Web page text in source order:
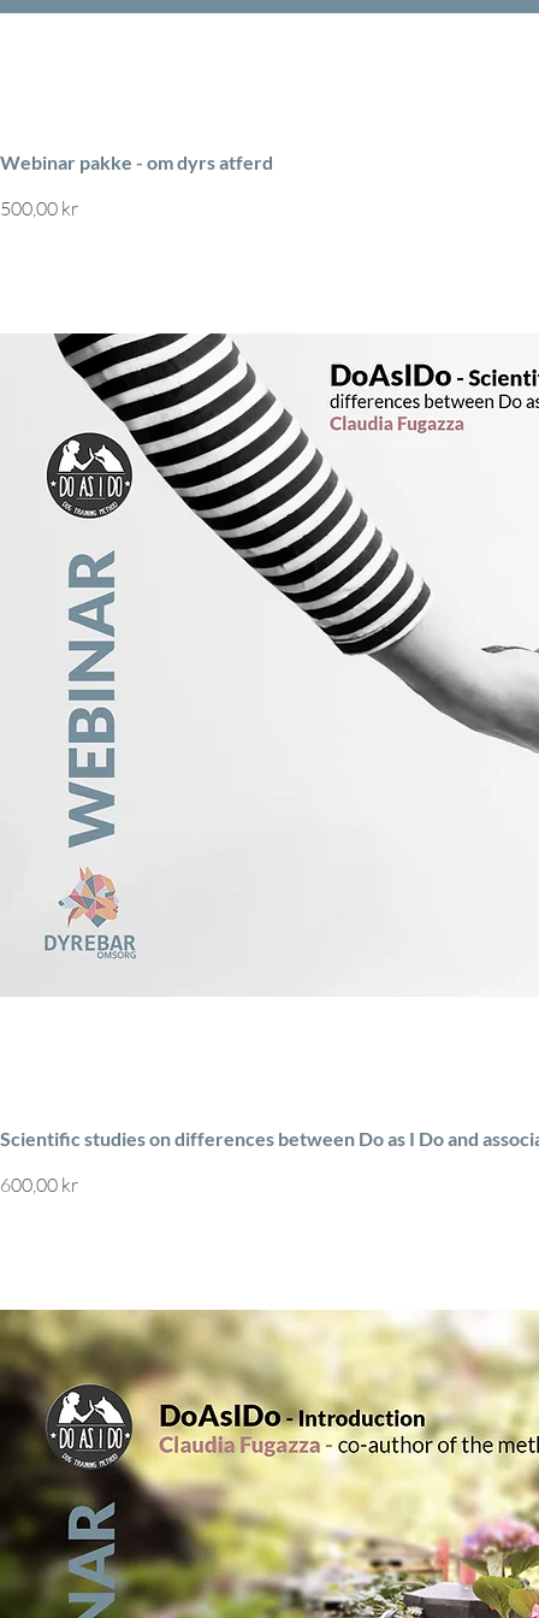
Webinar pakke - om dyrs atferd
Pris
500,00 kr
Scientific studies on differences between Do as I Do and
Pris
600,00 kr